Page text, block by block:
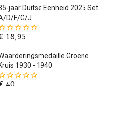
jaar Duitse Eenheid 2025 Set
D/F/G/J
18,95
Groene
1930 - 1940
40